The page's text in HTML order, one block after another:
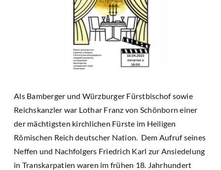
Als Bamberger und Würzburger Fürstbischof sowie
Reichskanzler war Lothar Franz von Schönborn einer
der mächtigsten kirchlichen Fürste im Heiligen
Römischen Reich deutscher Nation. Dem Aufruf seines
Neffen und Nachfolgers Friedrich Karl zur Ansiedelung
in Transkarpatien waren im frühen 18. Jahrhundert